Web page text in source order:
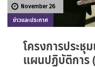
November 26
ข่าวและประกาศ
โครงการประชุ
แผนปฏิบัติการ